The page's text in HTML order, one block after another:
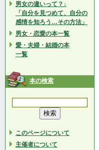
男女の違いって？↓
「自分を見つめて、自分の
感情を知ろう…その方法」
男女・恋愛の本一覧
愛・夫婦・結婚の本
一覧
本の検索
このページについて
主催者について